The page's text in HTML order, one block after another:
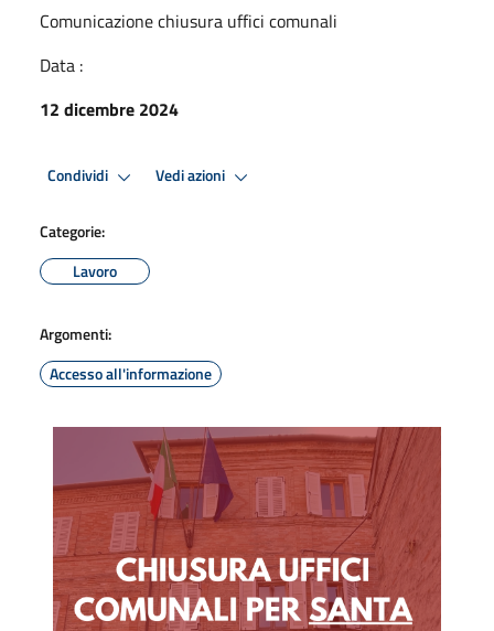
Comunicazione chiusura uffici comunali
Data :
12 dicembre 2024
Condividi Vedi azioni
Categorie:
Lavoro
Argomenti:
Accesso all'informazione